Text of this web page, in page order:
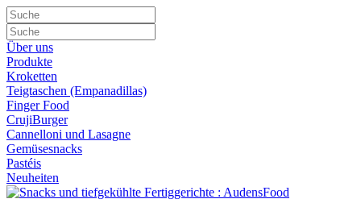
Über uns
Produkte
Kroketten
Teigtaschen (Empanadillas)
Finger Food
CrujiBurger
Cannelloni und Lasagne
Gemüsesnacks
Pastéis
Neuheiten